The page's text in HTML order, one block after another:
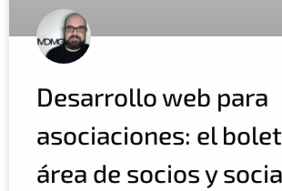
Desarrollo web para
asociaciones: el
área de socios y